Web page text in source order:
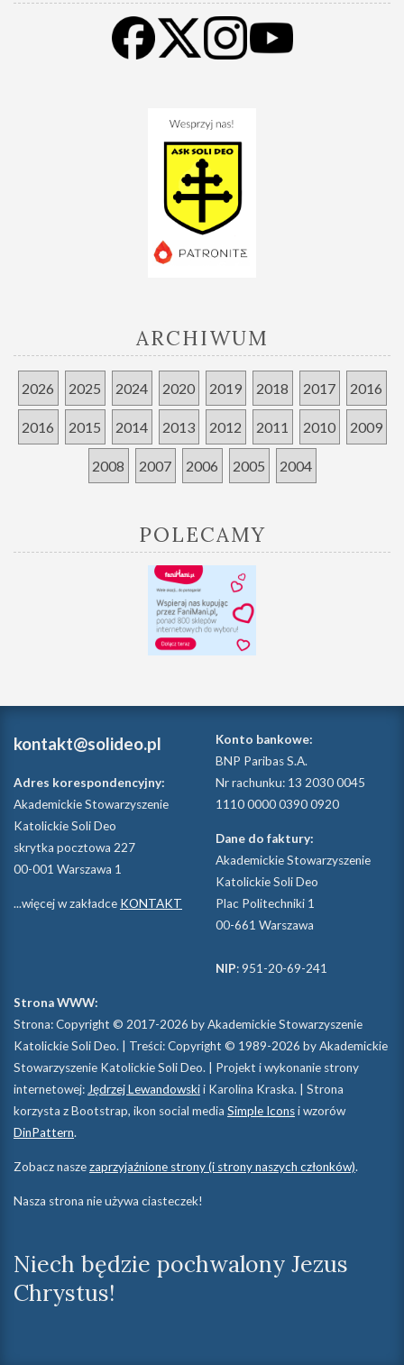
ARCHIWUM
2026 2025 2024 2020 2019 2018 2017 2016
2016 2015 2014 2013 2012 2011 2010 2009
2008 2007 2006 2005 2004
POLECAMY
kontakt@solideo.pl
Adres korespondencyjny:
Akademickie Stowarzyszenie
Katolickie Soli Deo
skrytka pocztowa 227
00-001 Warszawa 1
...więcej w zakładce KONTAKT
Konto bankowe:
BNP Paribas S.A.
Nr rachunku: 13 2030 0045
1110 0000 0390 0920
Dane do faktury:
Akademickie Stowarzyszenie
Katolickie Soli Deo
Plac Politechniki 1
00-661 Warszawa
NIP: 951-20-69-241
Strona WWW:
Strona: Copyright © 2017-2026 by Akademickie Stowarzyszenie
Katolickie Soli Deo. | Treści: Copyright © 1989-2026 by Akademickie
Stowarzyszenie Katolickie Soli Deo. | Projekt i wykonanie strony
internetowej: Jędrzej Lewandowskii Karolina Kraska. | Strona
korzysta z Bootstrap, ikon social media Simple Iconsi wzorów
DinPattern.
Zobacz naszezaprzyjaźnione strony (i strony naszych członków).
Nasza strona nie używa ciasteczek!
Niech będzie pochwalony Jezus
Chrystus!